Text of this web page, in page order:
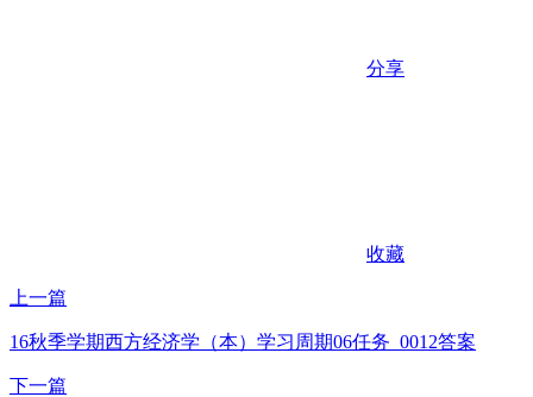
分享
收藏
上一篇
16秋季学期西方经济学（本）学习周期06任务_0012答案
下一篇